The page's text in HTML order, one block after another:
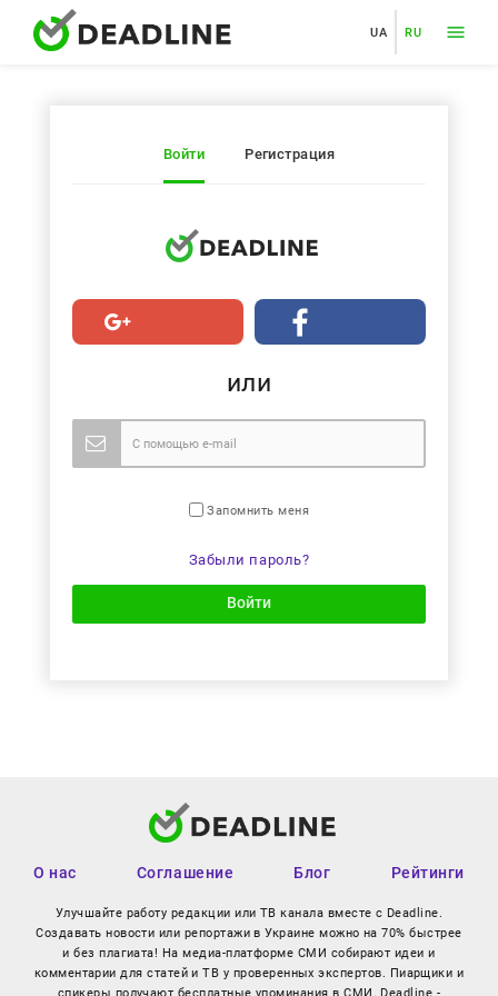
UA RU
Войти Регистрация
или
Запомнить меня
Забыли пароль?
Войти
О нас Соглашение Блог Рейтинги
Улучшайте работу редакции или ТВ канала вместе с Deadline.
Создавать новости или репортажи в Украине можно на 70% быстрее
и без плагиата! На медиа-платформе СМИ собирают идеи и
комментарии для статей и ТВ у проверенных экспертов. Пиарщики и